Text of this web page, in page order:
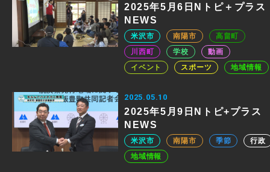
2025年5月6日Nトピ＋プラス
NEWS
米沢市 南陽市
高畠町
川西町
学校
動画
イベント
スポーツ 地域情報
2025.05.10
2025年5月9日Nトピ+プラス
NEWS
米沢市 南陽市 季節
行政
地域情報